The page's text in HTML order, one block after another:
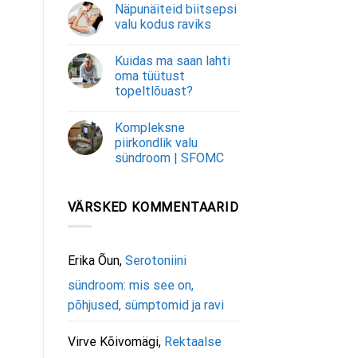
Näpunäiteid biitsepsi
valu kodus raviks
Kuidas ma saan lahti
oma tüütust
topeltlõuast?
Kompleksne
piirkondlik valu
sündroom | SFOMC
VÄRSKED KOMMENTAARID
Erika Õun, Serotoniini
sündroom: mis see on,
põhjused, sümptomid ja ravi
Virve Kõivomägi, Rektaalse